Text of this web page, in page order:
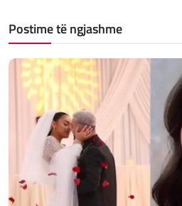
Postime të ngjashme